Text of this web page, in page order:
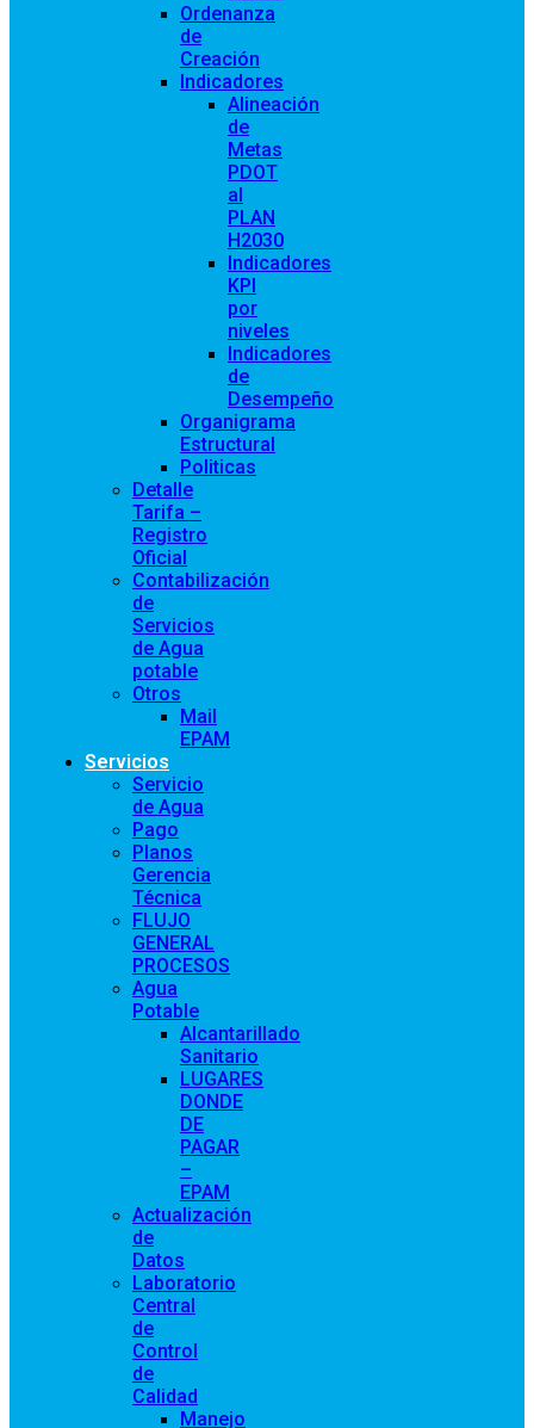
Ordenanza
de
Creación
Indicadores
Alineación
de
Metas
PDOT
al
PLAN
H2030
Indicadores
KPI
por
niveles
Indicadores
de
Desempeño
Organigrama
Estructural
Politicas
Detalle
Tarifa –
Registro
Oficial
Contabilización
de
Servicios
de Agua
potable
Otros
Mail
EPAM
Servicios
Servicio
de Agua
Pago
Planos
Gerencia
Técnica
FLUJO
GENERAL
PROCESOS
Agua
Potable
Alcantarillado
Sanitario
LUGARES
DONDE
DE
PAGAR
–
EPAM
Actualización
de
Datos
Laboratorio
Central
de
Control
de
Calidad
Manejo